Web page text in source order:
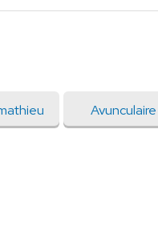
Avunculaire